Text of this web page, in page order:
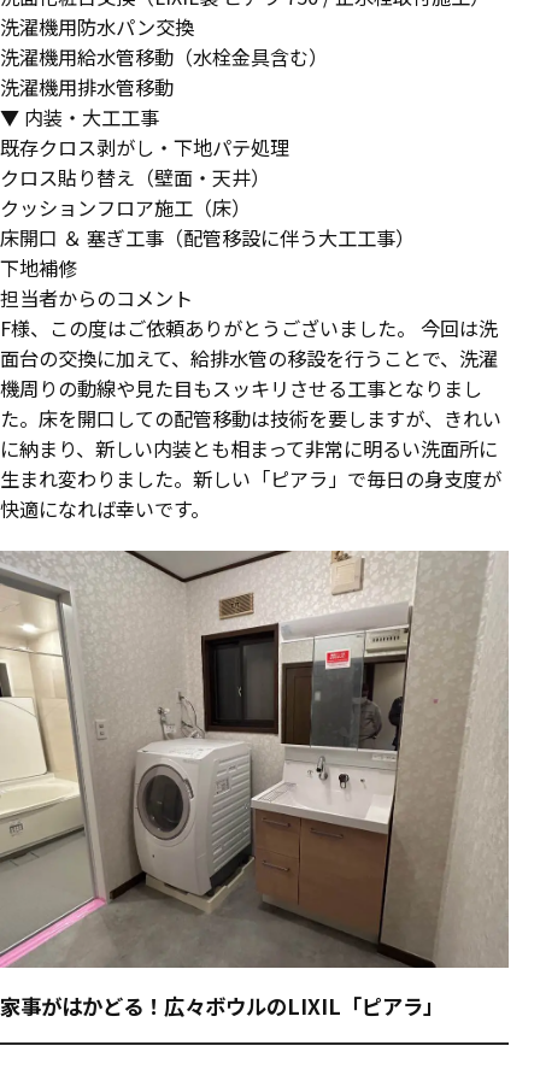
洗濯機用防水パン交換
洗濯機用給水管移動（水栓金具含む）
洗濯機用排水管移動
▼ 内装・大工工事
既存クロス剥がし・下地パテ処理
クロス貼り替え（壁面・天井）
クッションフロア施工（床）
床開口 ＆ 塞ぎ工事（配管移設に伴う大工工事）
下地補修
担当者からのコメント
F様、この度はご依頼ありがとうございました。 今回は洗
面台の交換に加えて、給排水管の移設を行うことで、洗濯
機周りの動線や見た目もスッキリさせる工事となりまし
た。床を開口しての配管移動は技術を要しますが、きれい
に納まり、新しい内装とも相まって非常に明るい洗面所に
生まれ変わりました。新しい「ピアラ」で毎日の身支度が
快適になれば幸いです。
家事がはかどる！広々ボウルのLIXIL「ピアラ」